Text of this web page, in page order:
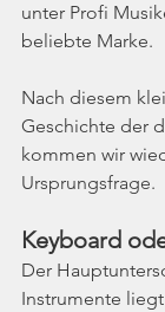
unter Profi
beliebte Marke.
Nach diesem
Geschichte der
kommen wir
Ursprungsfrage.
Keyboard
Der
Instrumente